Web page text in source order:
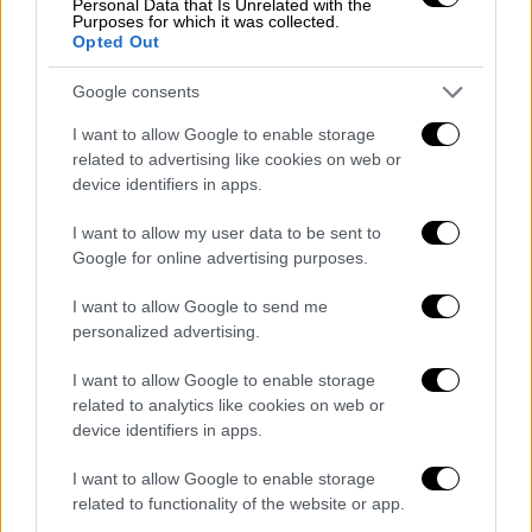
Personal Data that Is Unrelated with the
Purposes for which it was collected.
Opted Out
Google consents
I want to allow Google to enable storage
related to advertising like cookies on web or
device identifiers in apps.
I want to allow my user data to be sent to
Google for online advertising purposes.
I want to allow Google to send me
personalized advertising.
I want to allow Google to enable storage
related to analytics like cookies on web or
device identifiers in apps.
I want to allow Google to enable storage
related to functionality of the website or app.
είναι περιορισμένα και την ακρίβεια να έχει
και πολιτικό αντίκτυπο η
την Άνοιξη θα είναι πιο δύσκολο το τοπίο
για την κυβέρνηση στο φλέγον θέμα της
οικονομίας. Αντιθέτως τον φθινόπωρο είναι
πιο εύκολο να καλλιεργηθεί ένα θετικό
αφήγημα, βασισμένο στην καλή πορεία του
τουρισμού αλλά και στην έξοδο της χώρας
από το καθεστώς της ενισχυμένης
Ο Μακρόν, ο Τραμπ και το σκληρό
ροκ…
Η Νέα Δημοκρατία επιδιώκει να φτάσει στις
«αυτοδύναμη Ελλάδα» και σε εξέλιξη είναι
μια προσπάθεια συσπείρωσης των γαλάζιων